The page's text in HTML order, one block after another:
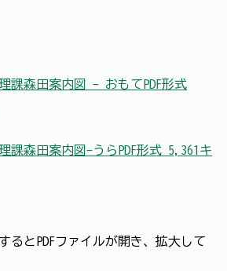
課森田案内図 - おもてPDF形式
課森田案内図-うらPDF形式 5,361キ
るとPDFファイルが開き、拡大して